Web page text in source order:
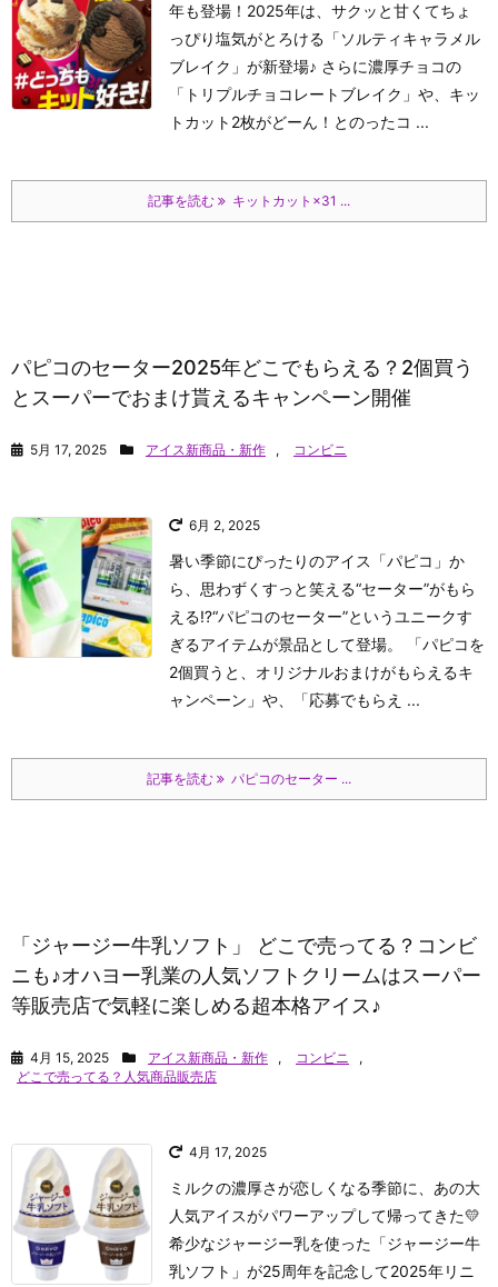
年も登場！2025年は、サクッと甘くてちょ
っぴり塩気がとろける「ソルティキャラメル
ブレイク」が新登場♪ さらに濃厚チョコの
「トリプルチョコレートブレイク」や、キッ
トカット2枚がどーん！とのったコ ...
記事を読む キットカット×31 ...
パピコのセーター2025年どこでもらえる？2個買う
とスーパーでおまけ貰えるキャンペーン開催
5月 17, 2025 アイス新商品・新作 , コンビニ
6月 2, 2025
暑い季節にぴったりのアイス「パピコ」か
ら、思わずくすっと笑える“セーター”がもら
える⁉“パピコのセーター”というユニークす
ぎるアイテムが景品として登場。 「パピコを
2個買うと、オリジナルおまけがもらえるキ
ャンペーン」や、「応募でもらえ ...
記事を読む パピコのセーター ...
「ジャージー牛乳ソフト」 どこで売ってる？コンビ
ニも♪オハヨー乳業の人気ソフトクリームはスーパー
等販売店で気軽に楽しめる超本格アイス♪
4月 15, 2025 アイス新商品・新作 , コンビニ
,
どこで売ってる？人気商品販売店
4月 17, 2025
ミルクの濃厚さが恋しくなる季節に、あの大
人気アイスがパワーアップして帰ってきた💛
希少なジャージー乳を使った「ジャージー牛
乳ソフト」が25周年を記念して2025年リニ